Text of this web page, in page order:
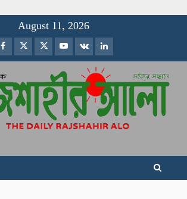
August 11, 2026
Facebook
TwitterInstagram
Youtube
VK LinkedIn